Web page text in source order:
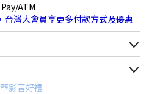
ATM
台灣大會員享更多付款方式及優惠
以購物車顯示為主
影音好禮